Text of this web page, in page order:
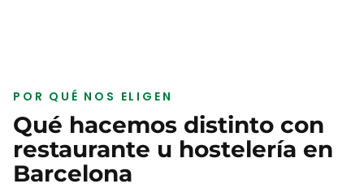
POR QUÉ NOS ELIGEN
Qué hacemos distinto con
restaurante u hostelería en
Barcelona